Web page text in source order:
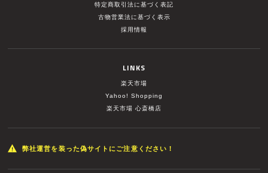
特定商取引法に基づく表記
古物営業法に基づく表示
採用情報
LINKS
楽天市場
Yahoo! Shopping
楽天市場 心斎橋店
弊社運営を装った偽サイトにご注意ください！